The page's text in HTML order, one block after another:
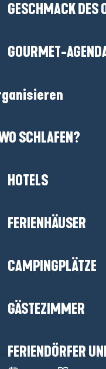
GESCHMACK DES
GOURMET-
SCHLAFEN?
HOTELS
FERIENHÄUSER
CAMPINGPLÄTZE
GÄSTEZIMMER
FERIENDÖRFER
Wer sind wir?
Rechtliche Hinweise -